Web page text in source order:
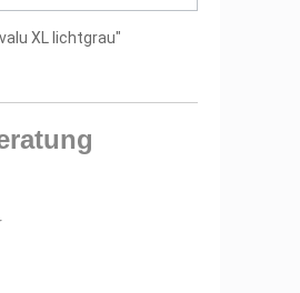
XL lichtgrau"